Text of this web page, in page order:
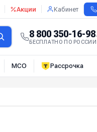
Акции Кабинет
8 800 350-16-98
БЕСПЛАТНО ПО РОССИИ
МСО Рассрочка